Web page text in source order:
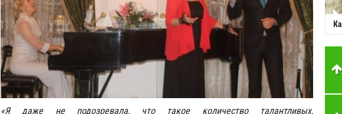
«Я даже не подозревала, что такое количество талантливых,